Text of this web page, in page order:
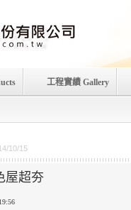
工程實績 Gallery
10/15
屋超夯